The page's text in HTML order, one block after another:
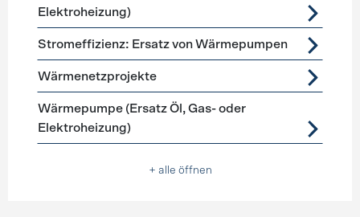
Elektroheizung)
Stromeffizienz: Ersatz von Wärmepumpen
Wärmenetzprojekte
Wärmepumpe (Ersatz Öl, Gas- oder
Elektroheizung)
+ alle öffnen